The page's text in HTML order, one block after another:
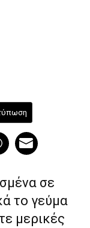
σε
το γεύμα
μερικές